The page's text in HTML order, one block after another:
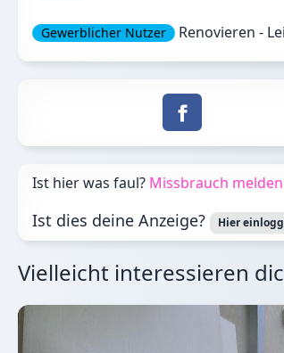
Gewerblicher Nutzer Renovieren -
Ist hier was faul? Missbrauch melden
Ist dies deine Anzeige? Hier
Vielleicht interessieren